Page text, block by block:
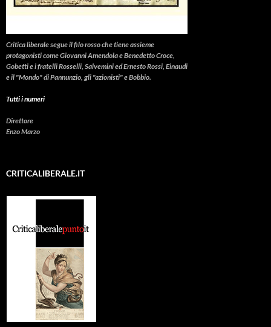
Critica liberalesegue il filo rosso che tiene assieme
protagonisti come Giovanni Amendola e Benedetto Croce,
Gobetti e i fratelli Rosselli, Salvemini ed Ernesto Rossi, Einaudi
e il "Mondo" di Pannunzio, gli "azionisti" e Bobbio.
Tutti i numeri
Direttore
Enzo Marzo
CRITICALIBERALE.IT